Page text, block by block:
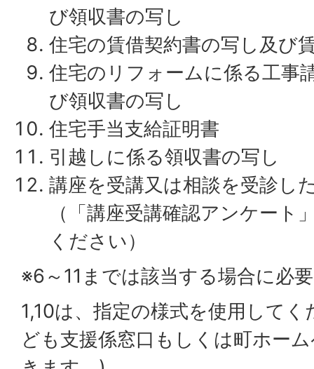
び領収書の写し
住宅の賃借契約書の写し及び
住宅のリフォームに係る工事
び領収書の写し
住宅手当支給証明書
引越しに係る領収書の写し
講座を受講又は相談を受診し
（「講座受講確認アンケート
ください）
※6～11までは該当する場合に必要
1,10は、指定の様式を使用して
ども支援係窓口もしくは町ホー